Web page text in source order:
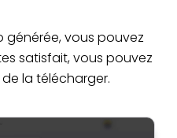
générée, vous pouvez
satisfait, vous pouvez
la télécharger.